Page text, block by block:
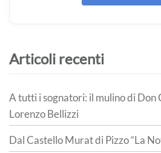
Articoli recenti
A tutti i sognatori: il mulino di Don
Lorenzo Bellizzi
Dal Castello Murat di Pizzo “La